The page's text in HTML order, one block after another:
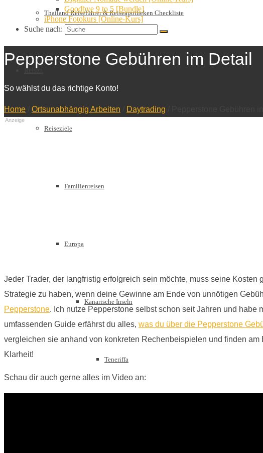
Thailand Reiseführer & Reiseapotheken Checkliste
Reisen
Reiseziele
Familienreisen
Europa
Kanarische Inseln
Teneriffa
Goodbye 9 to 5 [Bundle]
iPhone Fotokurs [Online-Kurs]
Suche nach:
Pepperstone Gebühren im Detail
So wählst du das richtige Konto!
Home Ortsunabhängig Arbeiten Daytrading
Anzeige
Jeder Trader, der langfristig erfolgreich sein möchte, muss seine
Strategie zu haben, wenn deine Gewinne am Ende von unnötigen
Pepperstone. Ich nutze Pepperstone selbst schon seit Jahren und
umfassenden Guide erfährst du alles, was du über die Pepperstone
vergleichen sie anhand von konkreten Rechenbeispielen und finden
Klarheit!
Schau dir auch gerne alles im Video an: